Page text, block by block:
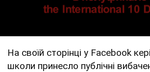
На своїй сторінці у Facebook
школи принесло публічні